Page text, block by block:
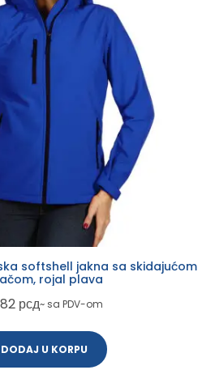
softshell jakna sa skidajućom
rojal plava
рсд~ sa PDV-om
DODAJ U KORPU